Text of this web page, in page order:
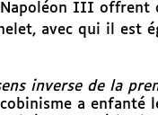
III offrent
avec qui il est
inverse de la
a enfanté